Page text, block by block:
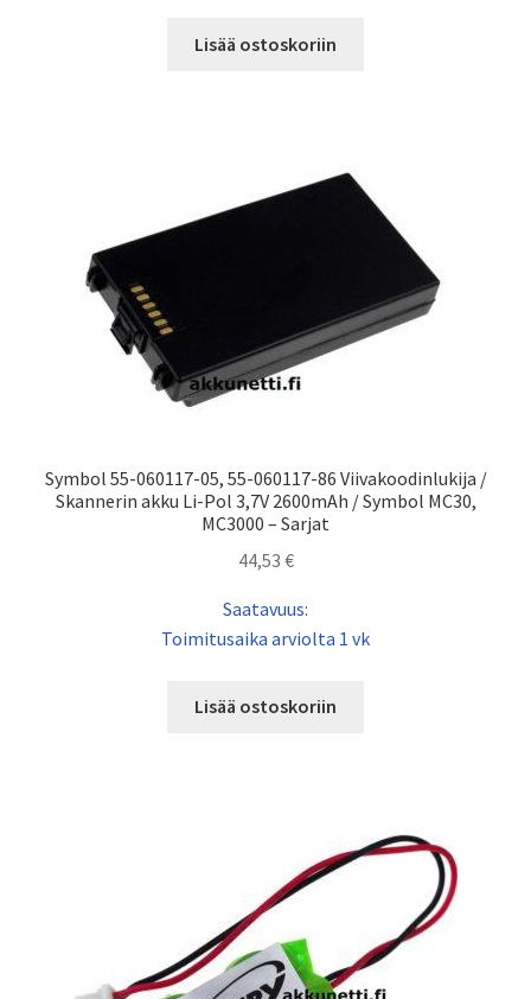
Lisää ostoskoriin
Symbol 55-060117-05, 55-060117-86 Viivakoodinlukija /
Skannerin akku Li-Pol 3,7V 2600mAh / Symbol MC30,
MC3000 – Sarjat
44,53 €
Saatavuus:
Toimitusaika arviolta 1 vk
Lisää ostoskoriin